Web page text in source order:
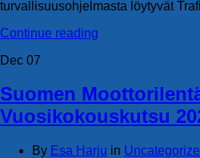
turvallisuusohjelmasta löytyvät
Continue reading
Dec 07
Suomen
Vuosikokouskutsu
By Esa Harju in